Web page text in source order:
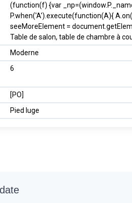
(function(f) {var
P.when('A').execute(function(A){
seeMoreElement =
Table de salon, table de chambre à
Moderne
6
[PO]
Pied luge